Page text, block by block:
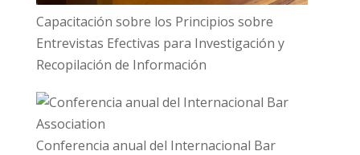
Capacitación sobre los Principios sobre
Entrevistas Efectivas para Investigación y
Recopilación de Información
Conferencia anual del Internacional Bar